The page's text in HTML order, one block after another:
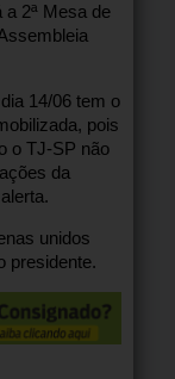
a 2ª Mesa de
14/06 tem o
pois
o TJ-SP não
da
unidos
presidente.